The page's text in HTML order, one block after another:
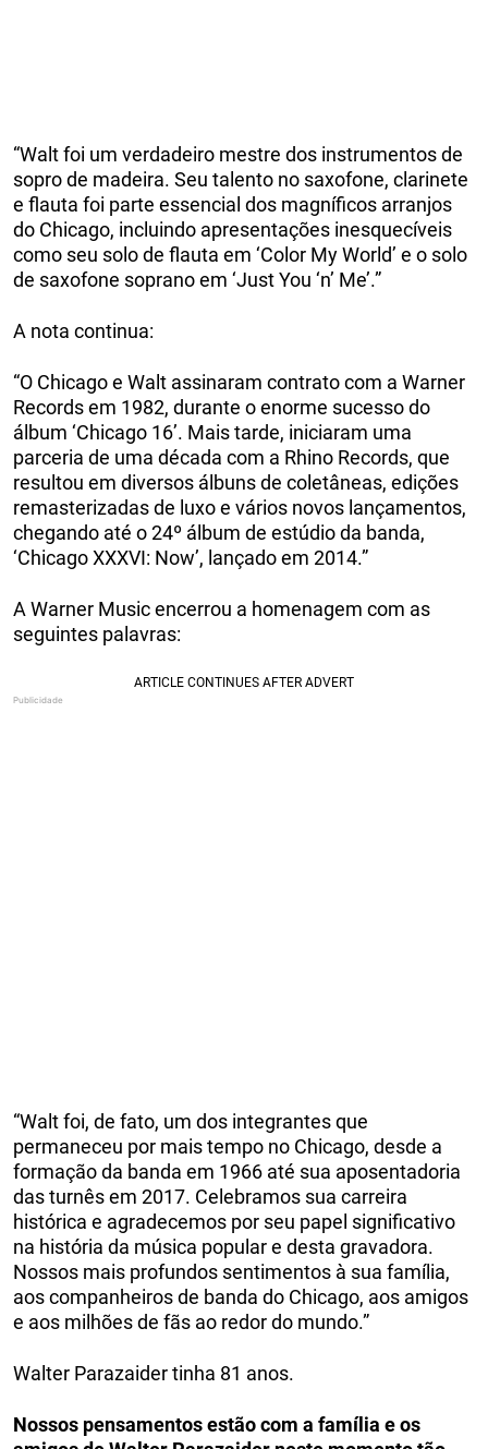
“Walt foi um verdadeiro mestre dos instrumentos de
sopro de madeira. Seu talento no saxofone, clarinete
e flauta foi parte essencial dos magníficos arranjos
do Chicago, incluindo apresentações inesquecíveis
como seu solo de flauta em ‘Color My World’ e o solo
de saxofone soprano em ‘Just You ‘n’ Me’.”
A nota continua:
“O Chicago e Walt assinaram contrato com a Warner
Records em 1982, durante o enorme sucesso do
álbum ‘Chicago 16’. Mais tarde, iniciaram uma
parceria de uma década com a Rhino Records, que
resultou em diversos álbuns de coletâneas, edições
remasterizadas de luxo e vários novos lançamentos,
chegando até o 24º álbum de estúdio da banda,
‘Chicago XXXVI: Now’, lançado em 2014.”
A Warner Music encerrou a homenagem com as
seguintes palavras:
“Walt foi, de fato, um dos integrantes que
permaneceu por mais tempo no Chicago, desde a
formação da banda em 1966 até sua aposentadoria
das turnês em 2017. Celebramos sua carreira
histórica e agradecemos por seu papel significativo
na história da música popular e desta gravadora.
Nossos mais profundos sentimentos à sua família,
aos companheiros de banda do Chicago, aos amigos
e aos milhões de fãs ao redor do mundo.”
Walter Parazaider tinha 81 anos.
Nossos pensamentos estão com a família e os